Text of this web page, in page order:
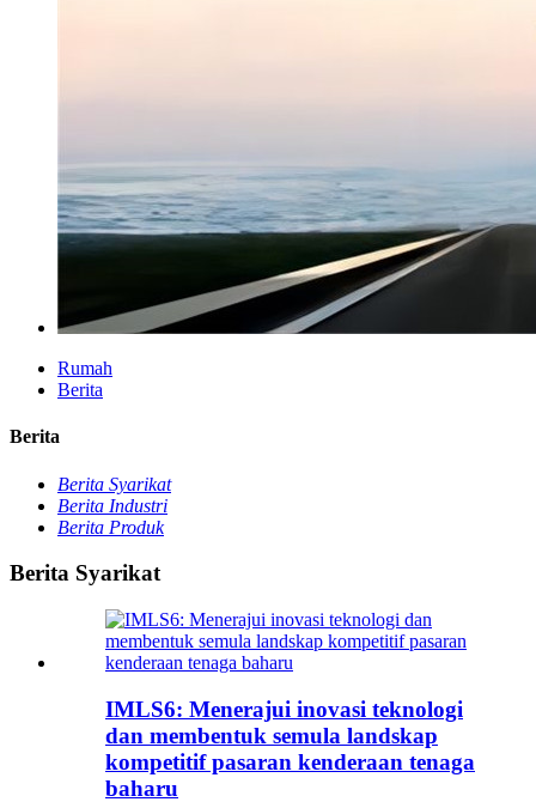
Rumah
Berita
Berita
Berita Syarikat
Berita Industri
Berita Produk
Berita Syarikat
IMLS6: Menerajui inovasi teknologi
dan membentuk semula landskap
kompetitif pasaran kenderaan tenaga
baharu